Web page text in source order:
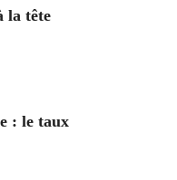
la tête
: le taux